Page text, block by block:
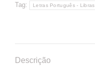
Tag: Letras Português - Libras
Descrição